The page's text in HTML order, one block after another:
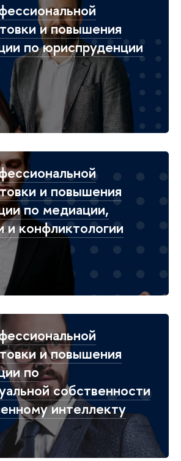
и повышения
по юриспруденции
и повышения
по медиации,
и конфликтологии
и повышения
по
собственности
интеллекту